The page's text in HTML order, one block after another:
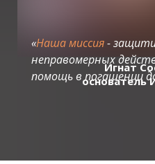
Игнат
основатель
«Наша миссия-
неправомерных
помощь в погашении